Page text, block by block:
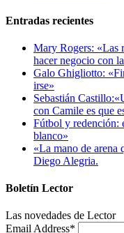
Entradas recientes
Mary Rogers: «Las
hacer negocio con
Galo Ghigliotto:
irse»
Sebastián
con Camile es que
Fútbol y redención:
blanco»
«La mano de arena
Diego Alegria.
Boletín Lector
Las novedades de Lector
Email Address*